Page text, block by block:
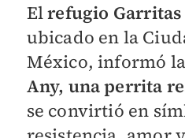
Elrefugio
ubicado en la
México, informó
Any, una perrita
se convirtió en